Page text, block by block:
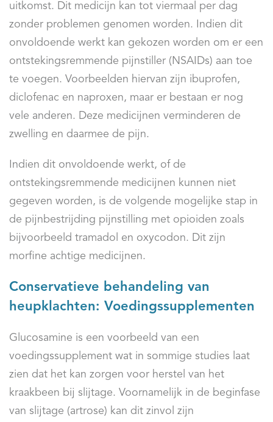
uitkomst. Dit medicijn kan tot viermaal per dag
zonder problemen genomen worden. Indien dit
onvoldoende werkt kan gekozen worden om er een
ontstekingsremmende pijnstiller (NSAIDs) aan toe
te voegen. Voorbeelden hiervan zijn ibuprofen,
diclofenac en naproxen, maar er bestaan er nog
vele anderen. Deze medicijnen verminderen de
zwelling en daarmee de pijn.
Indien dit onvoldoende werkt, of de
ontstekingsremmende medicijnen kunnen niet
gegeven worden, is de volgende mogelijke stap in
de pijnbestrijding pijnstilling met opioiden zoals
bijvoorbeeld tramadol en oxycodon. Dit zijn
morfine achtige medicijnen.
Conservatieve behandeling van
heupklachten: Voedingssupplementen
Glucosamine is een voorbeeld van een
voedingssupplement wat in sommige studies laat
zien dat het kan zorgen voor herstel van het
kraakbeen bij slijtage. Voornamelijk in de beginfase
van slijtage (artrose) kan dit zinvol zijn